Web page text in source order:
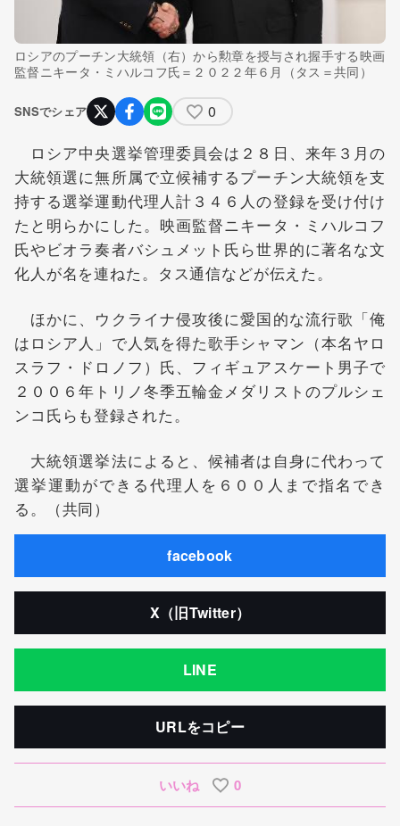
ロシアのプーチン大統領（右）から勲章を授与され握手する映画
監督ニキータ・ミハルコフ氏＝２０２２年６月（タス＝共同）
SNSでシェア 0
ロシア中央選挙管理委員会は２８日、来年３月の
大統領選に無所属で立候補するプーチン大統領を支
持する選挙運動代理人計３４６人の登録を受け付け
たと明らかにした。映画監督ニキータ・ミハルコフ
氏やビオラ奏者バシュメット氏ら世界的に著名な文
化人が名を連ねた。タス通信などが伝えた。
ほかに、ウクライナ侵攻後に愛国的な流行歌「俺
はロシア人」で人気を得た歌手シャマン（本名ヤロ
スラフ・ドロノフ）氏、フィギュアスケート男子で
２００６年トリノ冬季五輪金メダリストのプルシェ
ンコ氏らも登録された。
大統領選挙法によると、候補者は自身に代わって
選挙運動ができる代理人を６００人まで指名でき
る。（共同）
facebook
X（旧Twitter）
LINE
URLをコピー
いいね 0